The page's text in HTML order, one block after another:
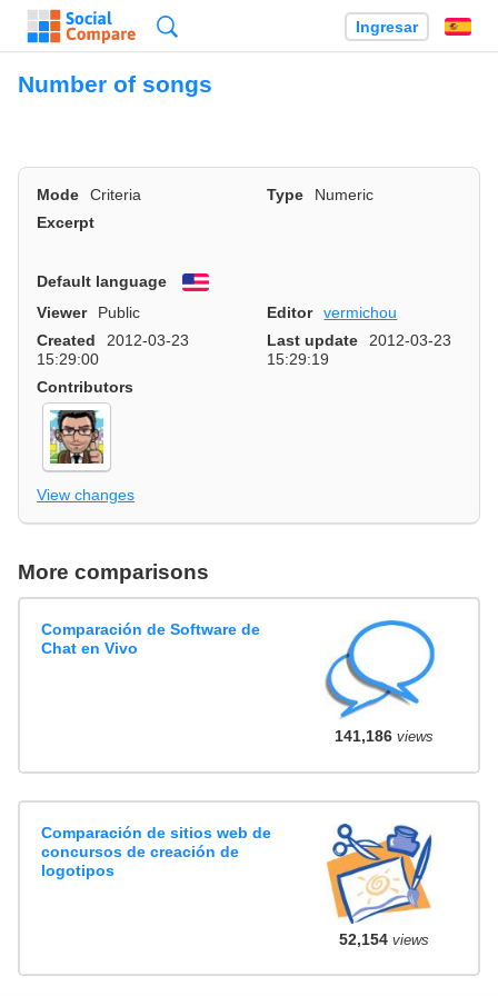
Ingresar
Number of songs
Mode Criteria Type
Numeric
Excerpt
Default language
English
Viewer
Public Editor
vermichou
Created
2012-03-23
15:29:00
Last update
2012-03-23
15:29:19
Contributors
View changes
More comparisons
Comparación de Software de
Chat en Vivo
141,186views
Comparación de sitios web de
concursos de creación de
logotipos
52,154views